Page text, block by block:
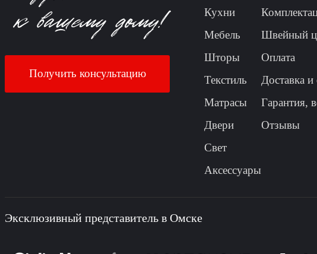
Получить консультацию
Кухни
Мебель
Шторы
Текстиль
Матрасы
Двери
Свет
Аксессуары
Швейный
Оплата
Доставка и
Гарантия,
Отзывы
Эксклюзивный представитель в Омске